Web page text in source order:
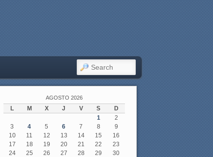
SEARCH
AGOSTO 2026
L M X J V S
D
1
2
3
4 5 6 7 8
9
10
11 12 13 14 15
16
17
18 19 20 21 22
23
24
25 26 27 28 29
30